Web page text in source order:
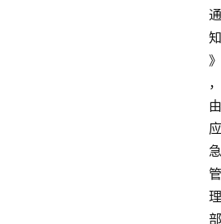
通
知
》
，
由
应
急
管
理
部